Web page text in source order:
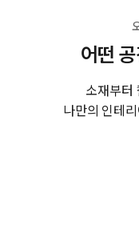
어떤
소재부터
나만의 인테